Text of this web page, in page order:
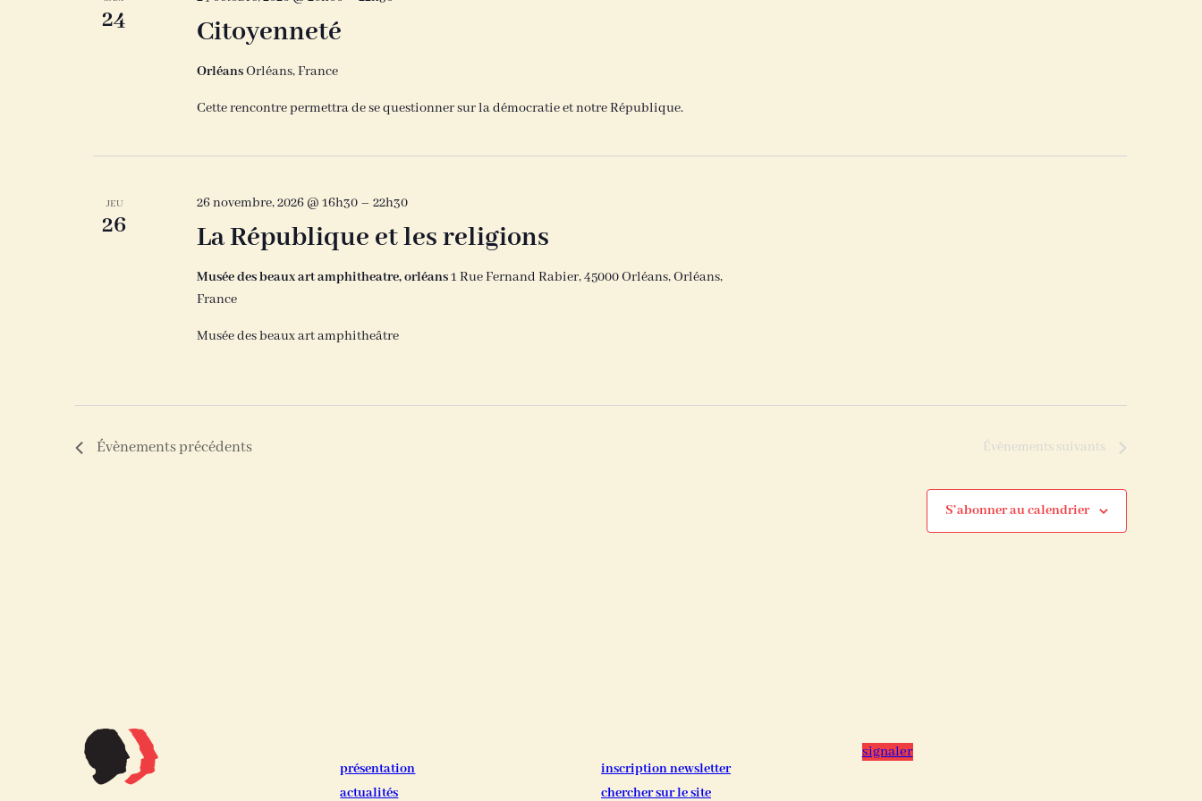
24 Citoyenneté
OrléansOrléans, France
Cette rencontre permettra de se questionner sur la démocratie et notre République.
JEU
26 La République et les religions
26 novembre, 2026 @ 16h30– 22h30
Musée des beaux art amphitheatre, orléans1 Rue Fernand Rabier, 45000 Orléans, Orléans,
France
Musée des beaux art amphitheâtre
Évènementsprécédents Évènements suivants
S’abonner au calendrier
présentation
actualités
inscription newsletter
chercher sur le site
signaler